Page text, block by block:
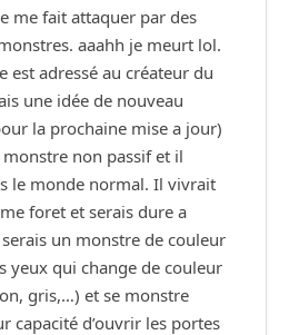
me fait attaquer par des
aaahh je meurt lol.
est adressé au créateur du
une idée de nouveau
la prochaine mise a jour)
non passif et il
le monde normal. Il vivrait
foret et serais dure a
un monstre de couleur
yeux qui change de couleur
gris,…) et se monstre
capacité d’ouvrir les portes